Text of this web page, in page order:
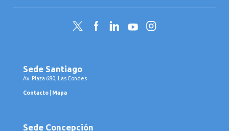
Twitter FacebookLinkedInYouTubeInstagram
Sede Santiago
Av. Plaza 680, Las Condes
Contacto Mapa
Sede Concepción